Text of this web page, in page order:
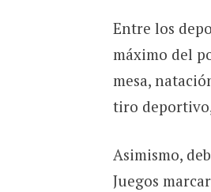
Entre los
máximo del
mesa,
tiro
Asimismo,
Juegos